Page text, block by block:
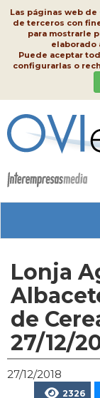
Las páginas web
de terceros con
para mostrarle
elaborado
Puede aceptar
configurarlas o
Lonja
de
27/12/
27/12/2018
2326